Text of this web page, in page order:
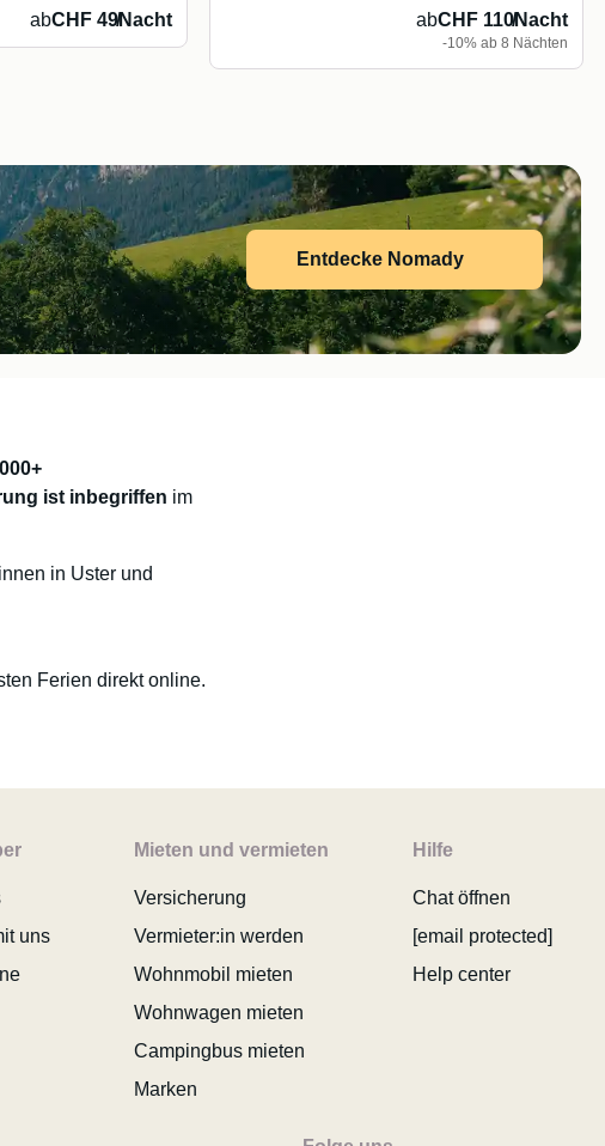
abCHF 49/Nacht abCHF 110/Nacht
-10% ab 8 Nächten
Entdecke Nomady
ist inbegriffen im
in Uster und
Ferien direkt online.
uns
Mieten und vermieten
Versicherung
Vermieter:in werden
Wohnmobil mieten
Wohnwagen mieten
Campingbus mieten
Marken
Hilfe
Chat öffnen
[email protected]
Help center